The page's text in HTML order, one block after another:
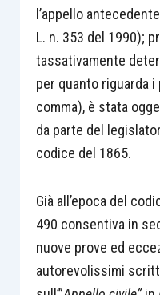
l’appello
L. n. 353 del 1990);
tassativamente
per quanto riguarda
comma), è stata
da parte del
codice del 1865.
Già all’epoca del
490 consentiva in
nuove prove ed
autorevolissimi